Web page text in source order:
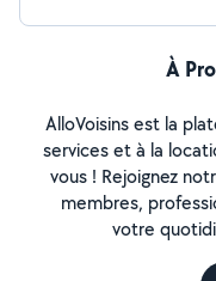
À
AlloVoisins est la
services et à la
vous ! Rejoignez
membres,
votre